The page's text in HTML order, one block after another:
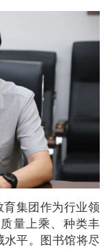
集团作为行业领
量上乘、种类丰
平。图书馆将尽